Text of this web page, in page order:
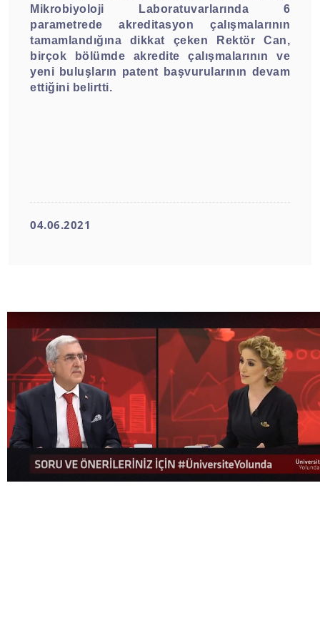
Mikrobiyoloji Laboratuvarlarında 6
parametrede akreditasyon çalışmalarının
tamamlandığına dikkat çeken Rektör Can,
birçok bölümde akredite çalışmalarının ve
yeni buluşların patent başvurularının devam
ettiğini belirtti.
04.06.2021